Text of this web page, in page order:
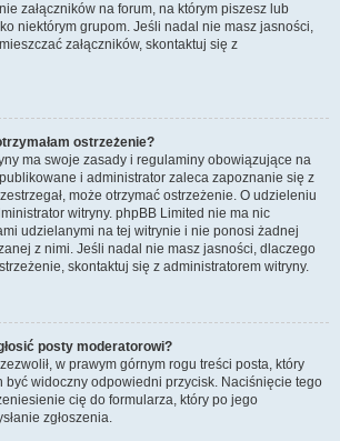
załączników na forum, na którym piszesz lub
niektórym grupom. Jeśli nadal nie masz jasności,
załączników, skontaktuj się z
ostrzeżenie?
ma swoje zasady i regulaminy obowiązujące na
i administrator zaleca zapoznanie się z
może otrzymać ostrzeżenie. O udzieleniu
witryny. phpBB Limited nie ma nic
udzielanymi na tej witrynie i nie ponosi żadnej
z nimi. Jeśli nadal nie masz jasności, dlaczego
skontaktuj się z administratorem witryny.
posty moderatorowi?
w prawym górnym rogu treści posta, który
być widoczny odpowiedni przycisk. Naciśnięcie tego
cię do formularza, który po jego
zgłoszenia.